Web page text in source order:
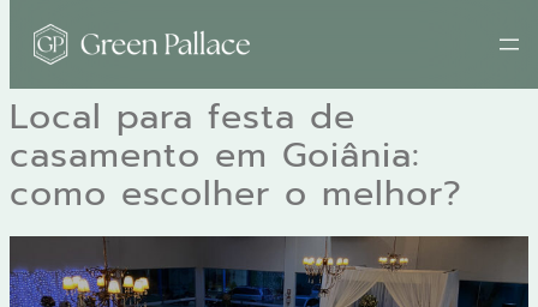
Pular
o
conteúdo
Local para festa de
casamento em Goiânia:
como escolher o melhor?